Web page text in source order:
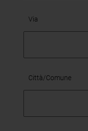
Via
Città/Comune